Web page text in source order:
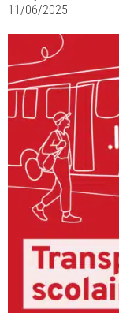
11/06/2025